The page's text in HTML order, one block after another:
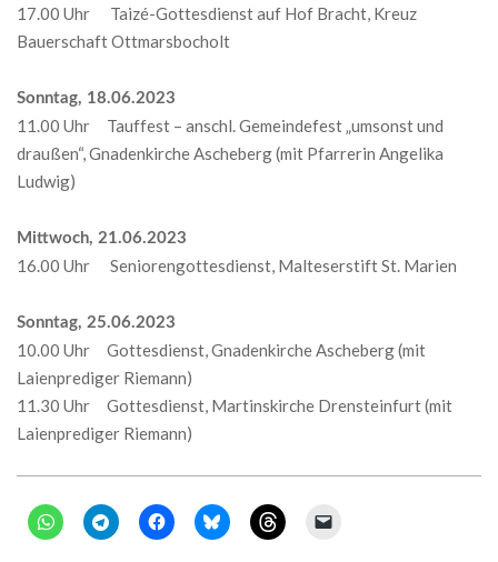
17.00 Uhr Taizé-Gottesdienst auf Hof Bracht, Kreuz
Bauerschaft Ottmarsbocholt
Sonntag, 18.06.2023
11.00 Uhr Tauffest – anschl. Gemeindefest „umsonst und
draußen“, Gnadenkirche Ascheberg (mit Pfarrerin Angelika
Ludwig)
Mittwoch, 21.06.2023
16.00 Uhr Seniorengottesdienst, Malteserstift St. Marien
Sonntag, 25.06.2023
10.00 Uhr Gottesdienst, Gnadenkirche Ascheberg (mit
Laienprediger Riemann)
11.30 Uhr Gottesdienst, Martinskirche Drensteinfurt (mit
Laienprediger Riemann)